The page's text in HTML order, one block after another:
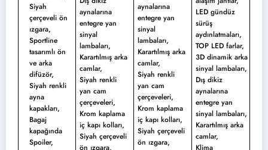
Siyah
çerçeveli ön
ızgara,
Sportline
tasarımlı ön
ve arka
difüzör,
Siyah renkli
ayna
kapakları,
Bagaj
kapağında
Spoiler,
aynalarına
entegre yan
sinyal
lambaları,
Karartılmış arka
camlar,
Siyah renkli
yan cam
çerçeveleri,
Krom kaplama
iç kapı kolları,
Siyah çerçeveli
ön ızgara,
aynalarına
entegre yan
sinyal
lambaları,
Karartılmış arka
camlar,
Siyah renkli
yan cam
çerçeveleri,
Krom kaplama
iç kapı kolları,
Siyah çerçeveli
ön ızgara,
LED gündüz
sürüş
aydınlatmaları,
TOP LED farlar,
3D dinamik arka
sinyal lambaları,
Dış dikiz
aynalarına
entegre yan
sinyal lambaları,
Karartılmış arka
camlar,
Klima